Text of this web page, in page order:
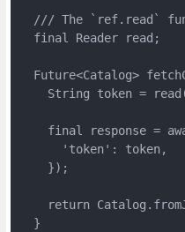
/// The `ref.read`
  final Reader read;
Future<Catalog>
String token =
final response =
      'token': token,
    });
return
  }